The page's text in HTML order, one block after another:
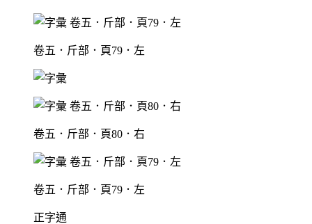
卷五．斤部．頁79．左
卷五．斤部．頁80．右
卷五．斤部．頁79．左
正字通